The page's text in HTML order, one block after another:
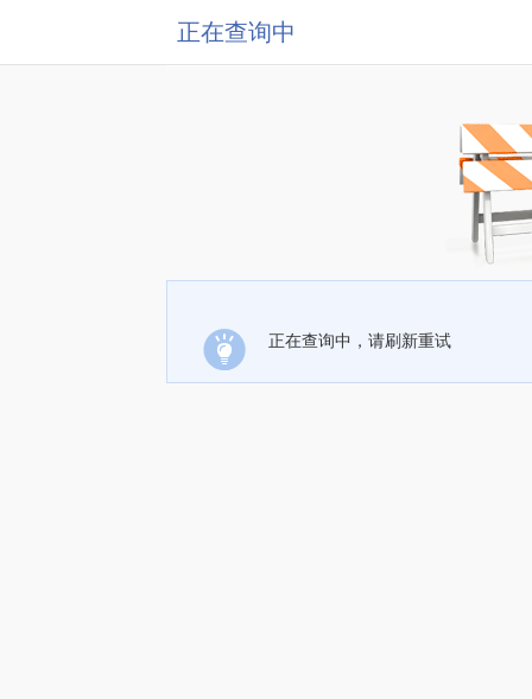
正在查询中
正在查询中，请刷新重试